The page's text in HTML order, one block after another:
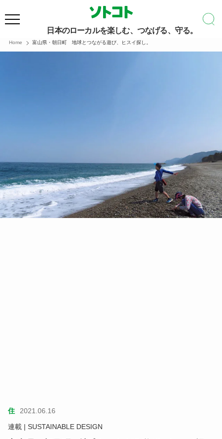
日本のローカルを楽しむ、つなげる、守る。
Home 富山県・朝日町 地球とつながる遊び、ヒスイ探し。
住
2021.06.16
連載 | SUSTAINABLE DESIGN